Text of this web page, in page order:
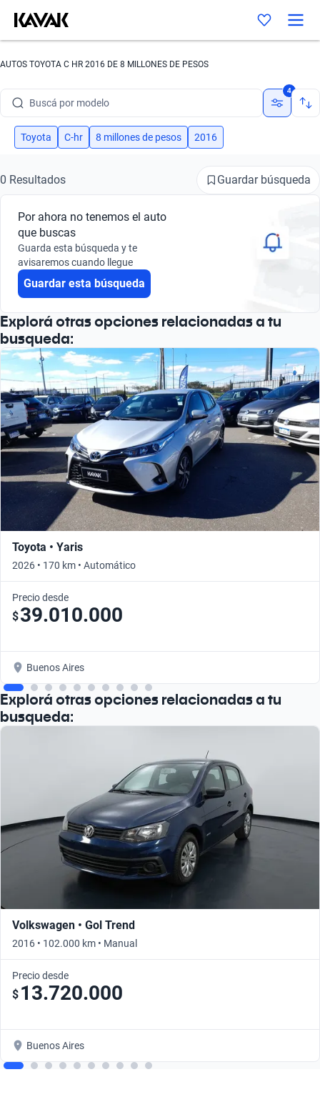
AUTOS TOYOTA C HR 2016 DE 8 MILLONES DE PESOS
Buscá por modelo
Buscá por versión
Buscá por marca
Buscá por modelo
Buscá por versión
4
Toyota C-hr 8 millones de pesos 2016
0 Resultados Guardar búsqueda
Por ahora no tenemos el auto
que buscas
Guarda esta búsqueda y te
avisaremos cuando llegue
Guardar esta búsqueda
Explorá otras opciones relacionadas a tu
busqueda:
Toyota • Yaris
2026 • 170 km • Automático
Precio desde
$39.010.000
Buenos Aires
Explorá otras opciones relacionadas a tu
busqueda:
Volkswagen • Gol Trend
2016 • 102.000 km • Manual
Precio desde
$ 13.720.000
Buenos Aires